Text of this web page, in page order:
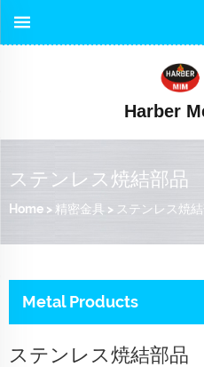
Harber
ステンレス焼結部品
Home > 精密金具 > ステンレス焼
Metal Products
ステンレス焼結部品